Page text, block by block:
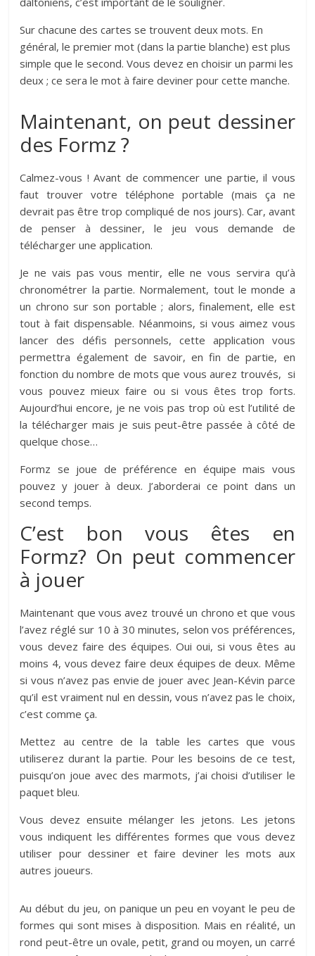
Sur chacune des cartes se trouvent deux mots. En
général, le premier mot (dans la partie blanche) est plus
simple que le second. Vous devez en choisir un parmi les
deux ; ce sera le mot à faire deviner pour cette manche.
Maintenant, on peut dessiner
des Formz ?
Calmez-vous ! Avant de commencer une partie, il vous
faut trouver votre téléphone portable (mais ça ne
devrait pas être trop compliqué de nos jours). Car, avant
de penser à dessiner, le jeu vous demande de
télécharger une application.
Je ne vais pas vous mentir, elle ne vous servira qu’à
chronométrer la partie. Normalement, tout le monde a
un chrono sur son portable ; alors, finalement, elle est
tout à fait dispensable. Néanmoins, si vous aimez vous
lancer des défis personnels, cette application vous
permettra également de savoir, en fin de partie, en
fonction du nombre de mots que vous aurez trouvés, si
vous pouvez mieux faire ou si vous êtes trop forts.
Aujourd’hui encore, je ne vois pas trop où est l’utilité de
la télécharger mais je suis peut-être passée à côté de
quelque chose…
Formz se joue de préférence en équipe mais vous
pouvez y jouer à deux. J’aborderai ce point dans un
second temps.
C’est bon vous êtes en
Formz? On peut commencer
à jouer
Maintenant que vous avez trouvé un chrono et que vous
l’avez réglé sur 10 à 30 minutes, selon vos préférences,
vous devez faire des équipes. Oui oui, si vous êtes au
moins 4, vous devez faire deux équipes de deux. Même
si vous n’avez pas envie de jouer avec Jean-Kévin parce
qu’il est vraiment nul en dessin, vous n’avez pas le choix,
c’est comme ça.
Mettez au centre de la table les cartes que vous
utiliserez durant la partie. Pour les besoins de ce test,
puisqu’on joue avec des marmots, j’ai choisi d’utiliser le
paquet bleu.
Vous devez ensuite mélanger les jetons. Les jetons
vous indiquent les différentes formes que vous devez
utiliser pour dessiner et faire deviner les mots aux
autres joueurs.
Au début du jeu, on panique un peu en voyant le peu de
formes qui sont mises à disposition. Mais en réalité, un
rond peut-être un ovale, petit, grand ou moyen, un carré